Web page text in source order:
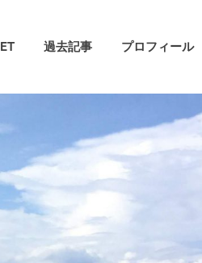
過去記事 プロフィール